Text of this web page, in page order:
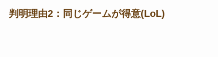
判明理由2：同じゲームが得意(LoL)